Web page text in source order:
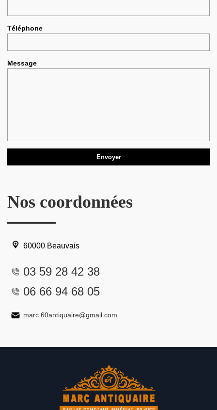
Téléphone
Message
Nos coordonnées
60000 Beauvais
03 59 28 42 38
06 66 94 68 05
marc.60antiquaire@gmail.com